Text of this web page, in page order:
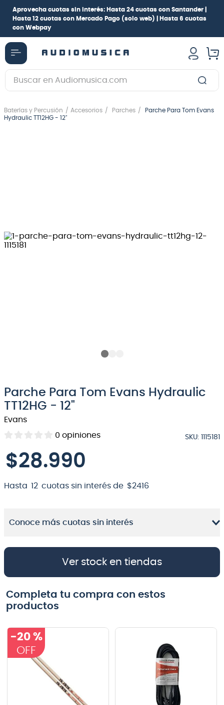
Aprovecha cuotas sin interés: Hasta 24 cuotas con Santander |
Hasta 12 cuotas con Mercado Pago (solo web) |
Hasta 6 cuotas
con Webpay
Buscar en Audiomusica.com
Baterías y Percusión Accesorios Parches
Parche Para Tom Evans
Hydraulic TT12HG - 12"
Parche Para Tom Evans Hydraulic
TT12HG - 12"
Evans
0 opiniones SKU: 1115181
$28.990
Hasta 12 cuotas sin interés de $2416
Conoce más cuotas sin interés
Ver stock en tiendas
Completa tu compra con estos
productos
-20 %
1.
guitarra electrica
.
bateria